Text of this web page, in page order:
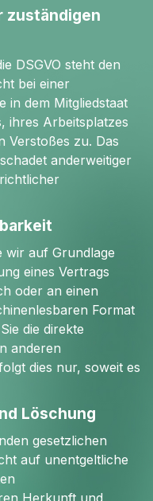
zuständigen
DSGVO steht den
bei einer
in dem Mitgliedstaat
ihres Arbeitsplatzes
Verstoßes zu. Das
anderweitiger
wir auf Grundlage
eines Vertrags
oder an einen
Format
die direkte
anderen
dies nur, soweit es
Löschung
gesetzlichen
auf unentgeltliche
Herkunft und